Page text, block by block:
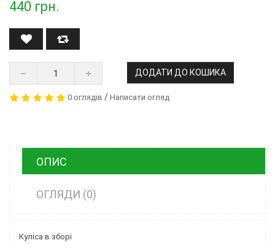
440 грн.
ДОДАТИ ДО КОШИКА
0 оглядів / Написати огляд
ОПИС
ОГЛЯДИ (0)
Куліса в зборі